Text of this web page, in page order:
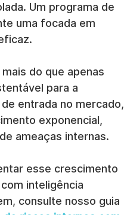
Um programa de
uma focada em
do que apenas
para a
entrada no mercado,
exponencial,
ameaças internas.
esse crescimento
inteligência
consulte nosso guia